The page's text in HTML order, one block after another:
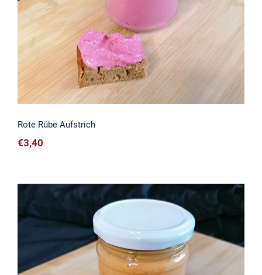
Rote Rübe Aufstrich
€3,40